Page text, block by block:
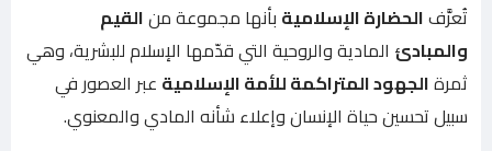
تُعرَّفالحضارة الإسلامية بأنها مجموعة منالقيم
والمبادئ المادية والروحية التي قدّمها الإسلام للبشرية، وهي
ثمرةالجهود المتراكمة للأمة الإسلامية عبر العصور في
سبيل تحسين حياة الإنسان وإعلاء شأنه المادي والمعنوي.